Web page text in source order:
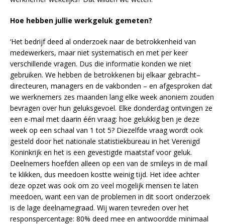
Hoe hebben jullie werkgeluk gemeten?
‘Het bedrijf deed al onderzoek naar de betrokkenheid van
medewerkers, maar niet systematisch en met per keer
verschillende vragen. Dus die informatie konden we niet
gebruiken. We hebben de betrokkenen bij elkaar gebracht–
directeuren, managers en de vakbonden – en afgesproken dat
we werknemers zes maanden lang elke week anoniem zouden
bevragen over hun geluksgevoel. Elke donderdag ontvingen ze
een e-mail met daarin één vraag: hoe gelukkig ben je deze
week op een schaal van 1 tot 5? Diezelfde vraag wordt ook
gesteld door het nationale statistiekbureau in het Verenigd
Koninkrijk en het is een gevestigde maatstaf voor geluk.
Deelnemers hoefden alleen op een van de smileys in de mail
te klikken, dus meedoen kostte weinig tijd. Het idee achter
deze opzet was ook om zo veel mogelijk mensen te laten
meedoen, want een van de problemen in dit soort onderzoek
is de lage deelnamegraad. Wij waren tevreden over het
responspercentage: 80% deed mee en antwoordde minimaal